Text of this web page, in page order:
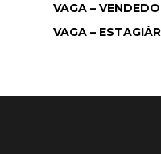
VAGA –
VAGA –